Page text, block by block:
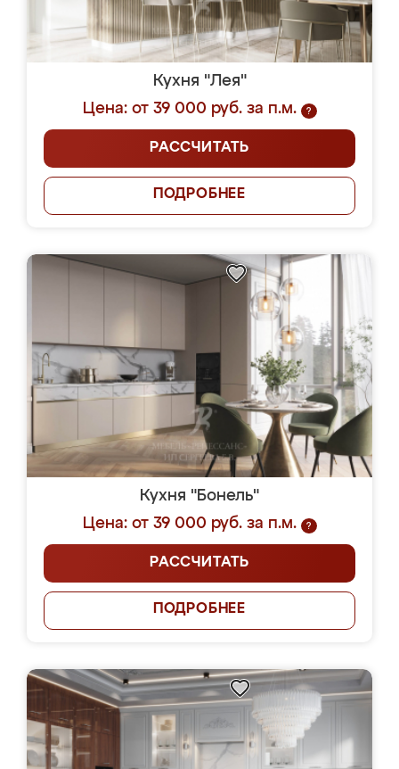
Кухня "Лея"
Цена: от 39 000 руб. за п.м.
?
РАССЧИТАТЬ
ПОДРОБНЕЕ
Кухня "Бонель"
Цена: от 39 000 руб. за п.м.
?
РАССЧИТАТЬ
ПОДРОБНЕЕ